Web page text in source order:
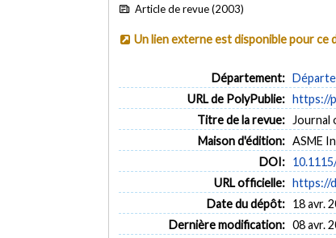
Article de revue (2003)
Un lien externe est disponible pour ce
Département:
URL de PolyPublie: https://
Titre de la revue:
Journal
Maison d'édition: ASME
DOI:
URL officielle: https://
Date du dépôt: 18 avr.
Dernière modification: 08 avr.